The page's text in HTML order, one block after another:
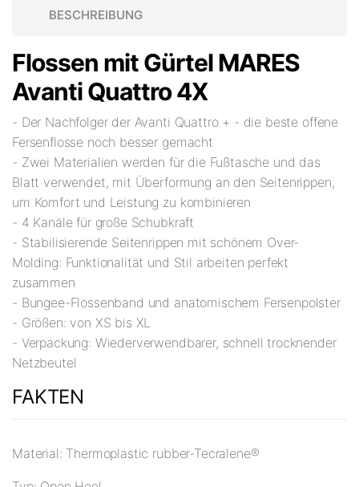
BESCHREIBUNG
Flossen mit Gürtel MARES
Avanti Quattro 4X
- Der Nachfolger der Avanti Quattro + - die beste offene
Fersenflosse noch besser gemacht
- Zwei Materialien werden für die Fußtasche und das
Blatt verwendet, mit Überformung an den Seitenrippen,
um Komfort und Leistung zu kombinieren
- 4 Kanäle für große Schubkraft
- Stabilisierende Seitenrippen mit schönem Over-
Molding: Funktionalität und Stil arbeiten perfekt
zusammen
- Bungee-Flossenband und anatomischem Fersenpolster
- Größen: von XS bis XL
- Verpackung: Wiederverwendbarer, schnell trocknender
Netzbeutel
FAKTEN
Material: Thermoplastic rubber-Tecralene®